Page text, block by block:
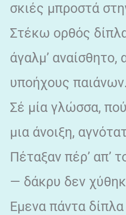
σκιές μπροστά
Στέκω ορθός
άγαλμ’
υποήχους παιάνων.
Σέ μία γλώσσα,
μια άνοιξη,
Πέταξαν πέρ’ απ’
— δάκρυ δεν
Εμενα πάντα δίπλα